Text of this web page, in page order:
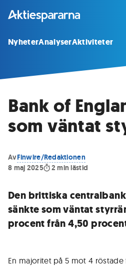
NyheterAnalyserAktiviteter
Bank of
som väntat
AvFinwire/Redaktionen
8 maj 2025
2 min lästid
Den brittiska
sänkte som väntat
procent från 4,50
En majoritet på 5 mot 4 röstade